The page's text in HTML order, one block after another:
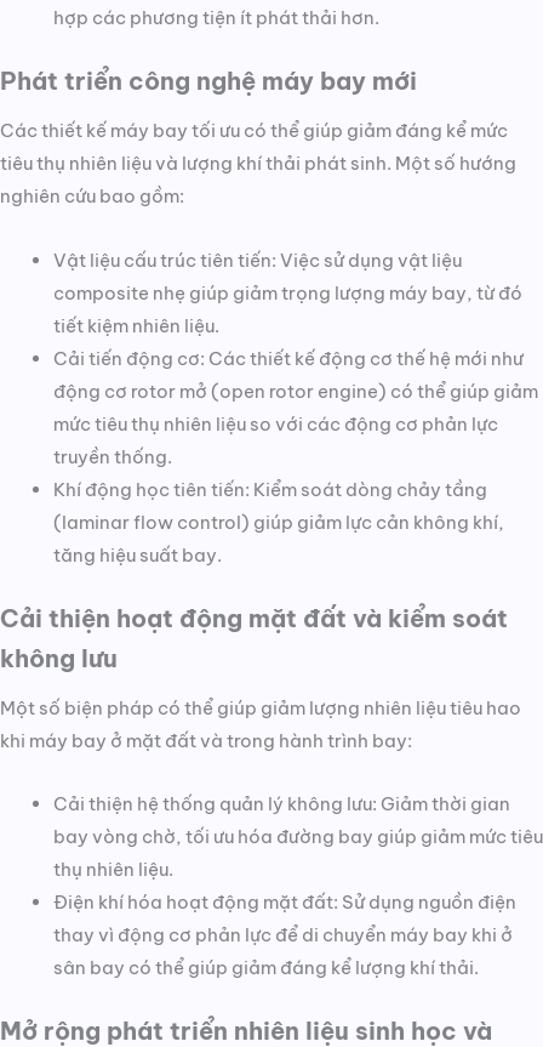
hợp các phương tiện ít phát thải hơn.
Phát triển công nghệ máy bay mới
Các thiết kế máy bay tối ưu có thể giúp giảm đáng kể mức
tiêu thụ nhiên liệu và lượng khí thải phát sinh. Một số hướng
nghiên cứu bao gồm:
Vật liệu cấu trúc tiên tiến: Việc sử dụng vật liệu
composite nhẹ giúp giảm trọng lượng máy bay, từ đó
tiết kiệm nhiên liệu.
Cải tiến động cơ: Các thiết kế động cơ thế hệ mới như
động cơ rotor mở (open rotor engine) có thể giúp giảm
mức tiêu thụ nhiên liệu so với các động cơ phản lực
truyền thống.
Khí động học tiên tiến: Kiểm soát dòng chảy tầng
(laminar flow control) giúp giảm lực cản không khí,
tăng hiệu suất bay.
Cải thiện hoạt động mặt đất và kiểm soát
không lưu
Một số biện pháp có thể giúp giảm lượng nhiên liệu tiêu hao
khi máy bay ở mặt đất và trong hành trình bay:
Cải thiện hệ thống quản lý không lưu: Giảm thời gian
bay vòng chờ, tối ưu hóa đường bay giúp giảm mức tiêu
thụ nhiên liệu.
Điện khí hóa hoạt động mặt đất: Sử dụng nguồn điện
thay vì động cơ phản lực để di chuyển máy bay khi ở
sân bay có thể giúp giảm đáng kể lượng khí thải.
Mở rộng phát triển nhiên liệu sinh học và